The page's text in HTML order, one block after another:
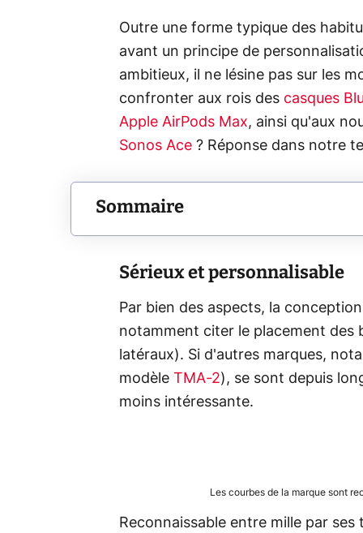
Outre une forme typique des
avant un principe de
ambitieux, il ne lésine pas sur les
confronter aux rois des casques
Apple AirPods Max, ainsi qu'aux
Sonos Ace ? Réponse dans notre
Sommaire
Sérieux et personnalisable
Par bien des aspects, la
notamment citer le placement des
latéraux). Si d'autres marques,
modèle TMA-2), se sont depuis
moins intéressante.
Les courbes de la marque sont
Reconnaissable entre mille par